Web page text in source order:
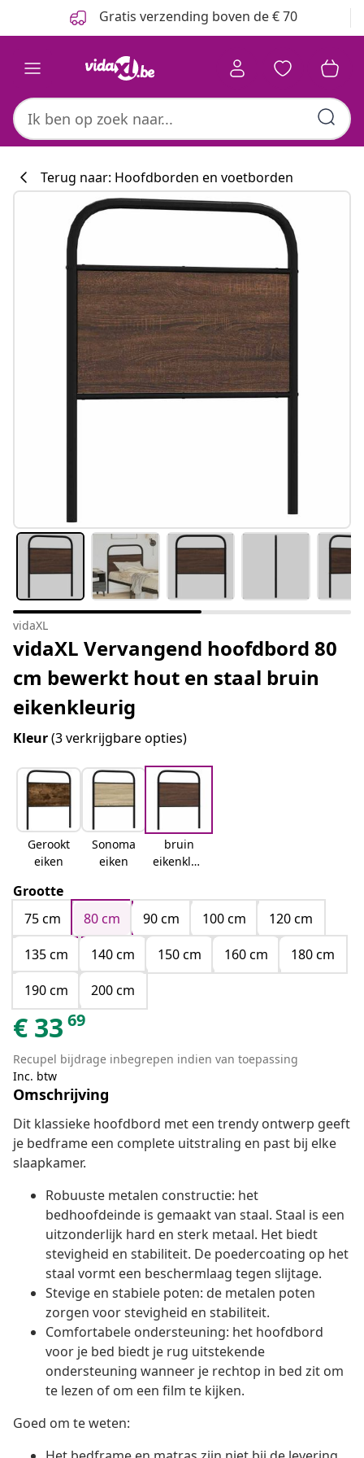
Gratis verzending boven de € 70
Terug naar: Hoofdborden en voetborden
vidaXL
vidaXL Vervangend hoofdbord 80
cm bewerkt hout en staal bruin
eikenkleurig
Kleur(3 verkrijgbare opties)
Gerookt
eiken
Sonoma
eiken
bruin
eikenkleu
Grootte
75 cm
80 cm 90 cm 100 cm
120 cm
135 cm
140 cm 150 cm 160 cm
180 cm
190 cm
200 cm
€ 33 69
Recupel bijdrage inbegrepen indien van toepassing
Inc. btw
Omschrijving
Dit klassieke hoofdbord met een trendy ontwerp geeft
je bedframe een complete uitstraling en past bij elke
slaapkamer.
Robuuste metalen constructie: het
bedhoofdeinde is gemaakt van staal. Staal is een
uitzonderlijk hard en sterk metaal. Het biedt
stevigheid en stabiliteit. De poedercoating op het
staal vormt een beschermlaag tegen slijtage.
Stevige en stabiele poten: de metalen poten
zorgen voor stevigheid en stabiliteit.
Comfortabele ondersteuning: het hoofdbord
voor je bed biedt je rug uitstekende
ondersteuning wanneer je rechtop in bed zit om
te lezen of om een film te kijken.
Goed om te weten: